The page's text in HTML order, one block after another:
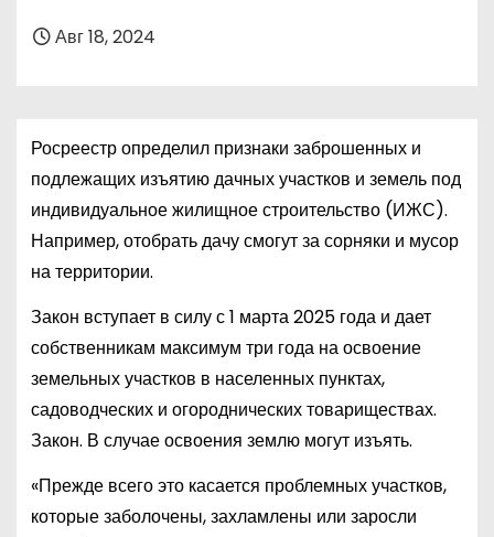
Авг 18, 2024
Росреестр определил признаки заброшенных и
подлежащих изъятию дачных участков и земель под
индивидуальное жилищное строительство (ИЖС).
Например, отобрать дачу смогут за сорняки и мусор
на территории.
Закон вступает в силу с 1 марта 2025 года и дает
собственникам максимум три года на освоение
земельных участков в населенных пунктах,
садоводческих и огороднических товариществах.
Закон. В случае освоения землю могут изъять.
«Прежде всего это касается проблемных участков,
которые заболочены, захламлены или заросли